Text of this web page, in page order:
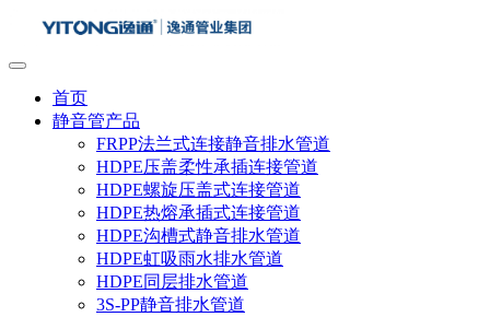
首页
静音管产品
FRPP法兰式连接静音排水管道
HDPE压盖柔性承插连接管道
HDPE螺旋压盖式连接管道
HDPE热熔承插式连接管道
HDPE沟槽式静音排水管道
HDPE虹吸雨水排水管道
HDPE同层排水管道
3S-PP静音排水管道